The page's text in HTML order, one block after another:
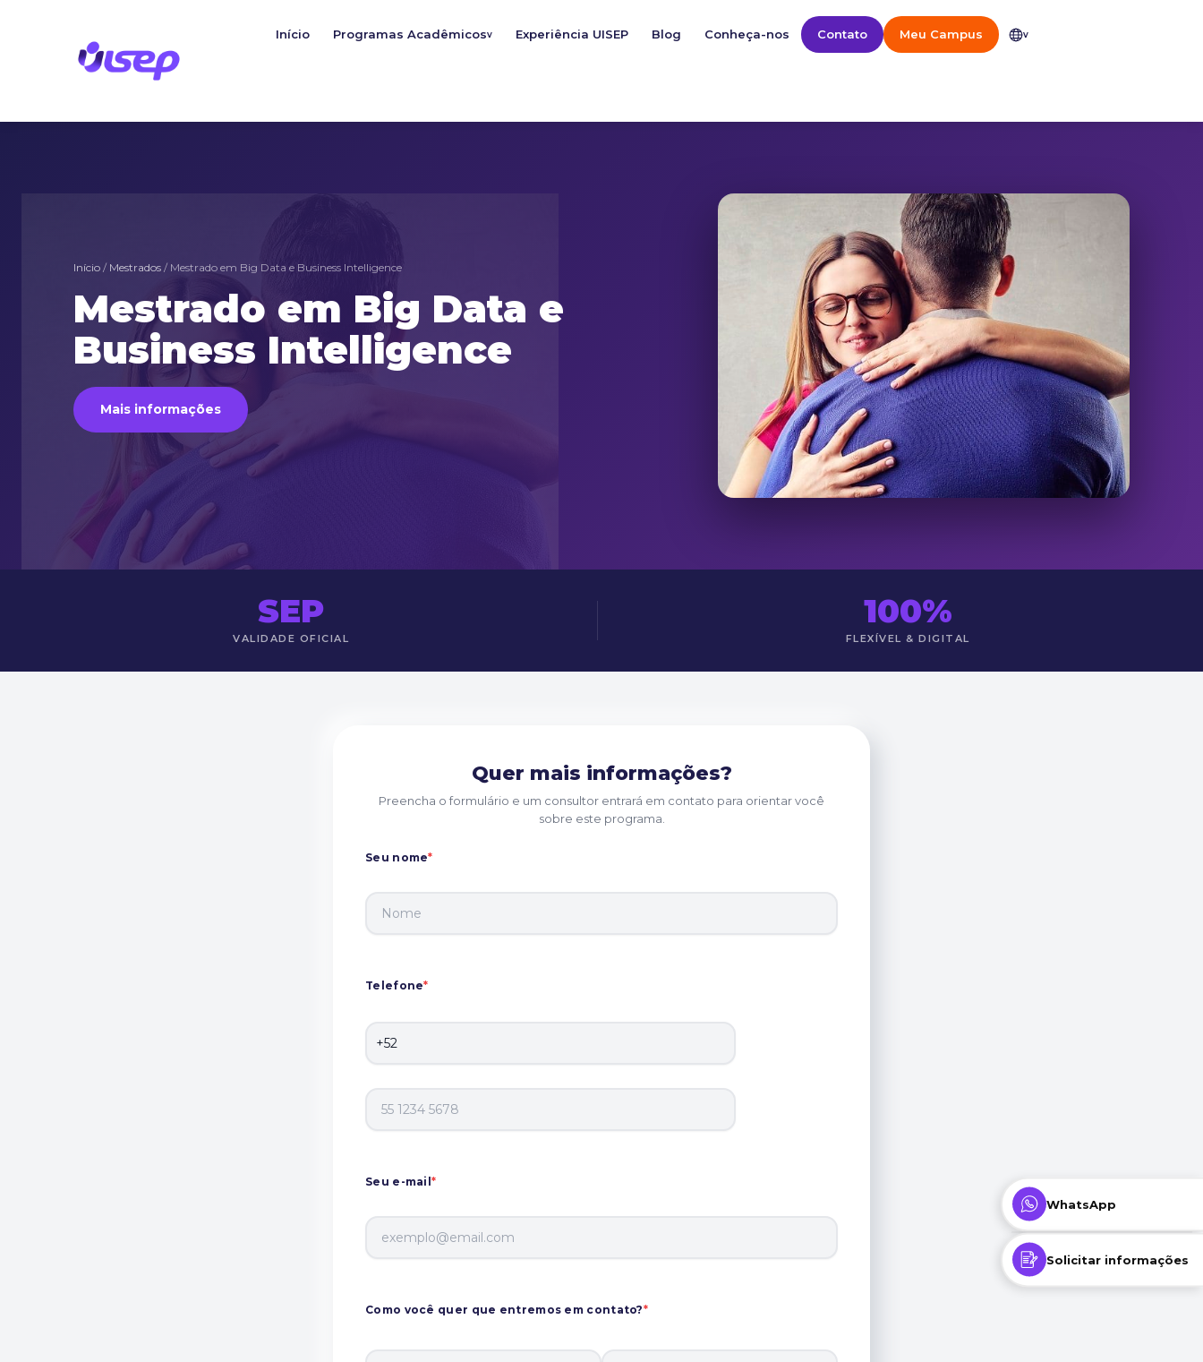
Início Programas Acadêmicosv Experiência UISEP Blog Conheça-nos Contato Meu Campus v
Início / Mestrados / Mestrado em Big Data e Business Intelligence
Mestrado em Big Data e
Business Intelligence
Mais informações
SEP
VALIDADE OFICIAL
100%
FLEXÍVEL & DIGITAL
Quer mais informações?
Preencha o formulário e um consultor entrará em contato para orientar você
sobre este programa.
Seu nome*
Telefone*
Seu e-mail*
Como você quer que entremos em contato?*
WhatsApp
Solicitar informações